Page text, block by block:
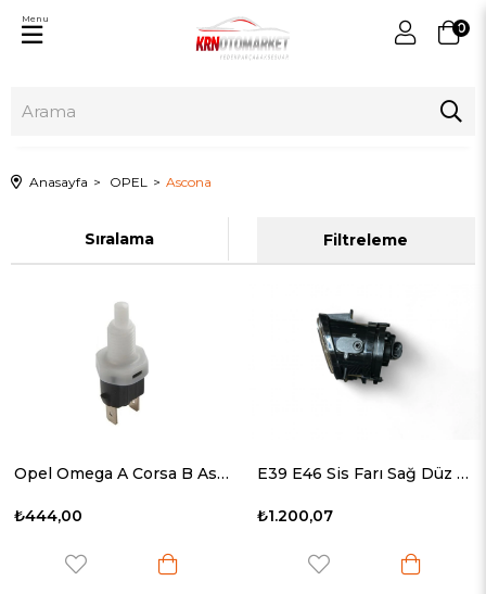
0
Menu
Anasayfa OPEL Ascona
Filtreleme
Sıralama
Opel Omega A Corsa B Ascona Geri Vites Müşürü 1994- 1240590
₺444,00
E39 E46 Sis Farı Sağ Düz Cam M-Tech-Füme 1997-2005 63177894018 S1
₺1.200,07